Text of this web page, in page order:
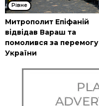
Рівне
Митрополит Епіфаній
відвідав Вараш та
помолився за перемогу
України